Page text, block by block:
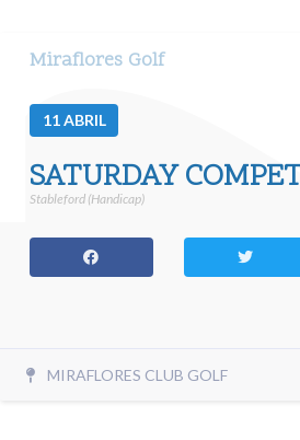
Miraflores Golf
11ABRIL
SATURDAY
Stableford (Handicap)
MIRAFLORES CLUB GOLF